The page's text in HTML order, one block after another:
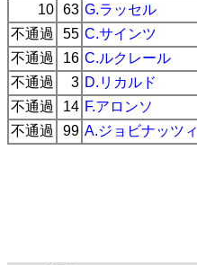
10 63 G.ラッセル
不通過
55 C.サインツ
不通過
16 C.ルクレール
不通過
3 D.リカルド
不通過
14 F.アロンソ
不通過
99 A.ジョビナッツィ